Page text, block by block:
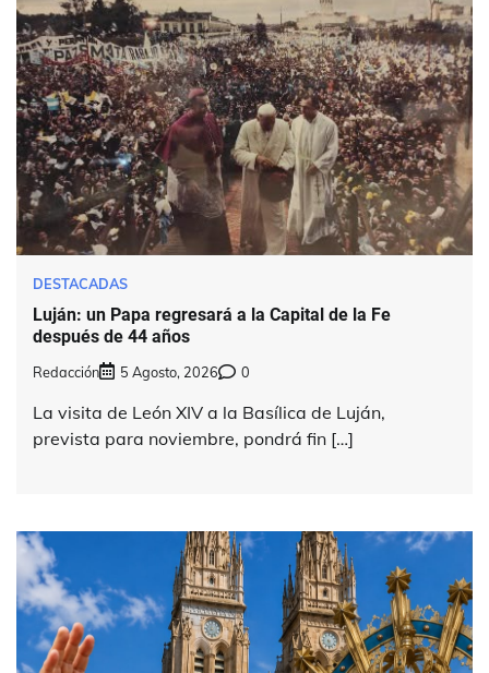
DESTACADAS
Luján: un Papa regresará a la Capital de la Fe
después de 44 años
Redacción 5 Agosto, 2026 0
La visita de León XIV a la Basílica de Luján,
prevista para noviembre, pondrá fin […]